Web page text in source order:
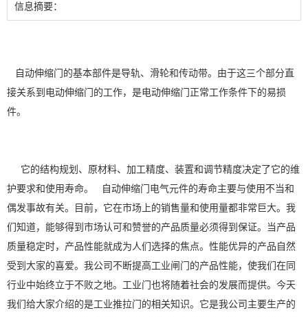
信息摘要：
自动伸缩门的基本部件是导轨、滑轮和传动带。由于这三个部分直
接关系到电动伸缩门的工作，是电动伸缩门正常工作条件下的易损
件。
它的结构规划、原材料、加工精度、装置和调节精度决定了它的维
护要求和使用寿命。 自动伸缩门电气元件的寿命主要与使用不当和
偶发事故有关。目前，它在市场上的销售量和使用量都非常巨大。我
们知道，能够得到市场认可和赞誉的产品质量必须得到保证。当产品
质量稳定时，产品性能就成为人们选择的焦点。性能优异的产品自然
受到大家的喜爱。我公司不断提高工业闸门的产品性能，使我们在同
行业中始终立于不败之地。工业门也将随着社会的发展而提供。今天
我们给大家介绍的是工业推拉门的相关知识。它是我公司主要生产的